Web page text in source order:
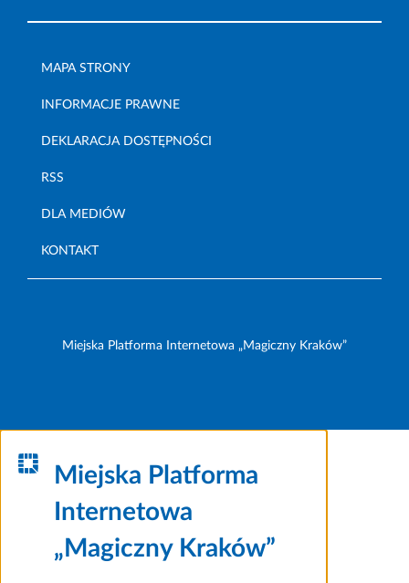
MAPA STRONY
INFORMACJE PRAWNE
DEKLARACJA DOSTĘPNOŚCI
RSS
DLA MEDIÓW
KONTAKT
Miejska Platforma Internetowa „Magiczny Kraków”
Miejska Platforma
Internetowa
„Magiczny Kraków”